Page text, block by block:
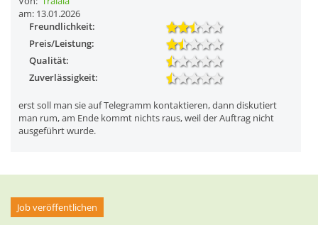
am: 13.01.2026
Freundlichkeit:
Preis/Leistung:
Qualität:
Zuverlässigkeit:
erst soll man sie auf Telegramm kontaktieren, dann diskutiert
man rum, am Ende kommt nichts raus, weil der Auftrag nicht
ausgeführt wurde.
Job veröffentlichen